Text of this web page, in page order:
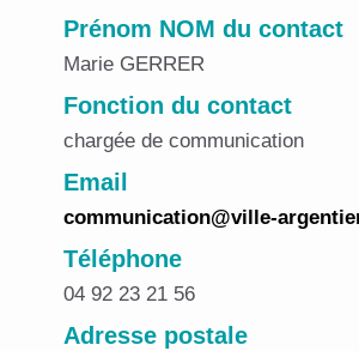
Prénom NOM du contact
Marie GERRER
Fonction du contact
chargée de communication
Email
communication@ville-
Téléphone
04 92 23 21 56
Adresse postale